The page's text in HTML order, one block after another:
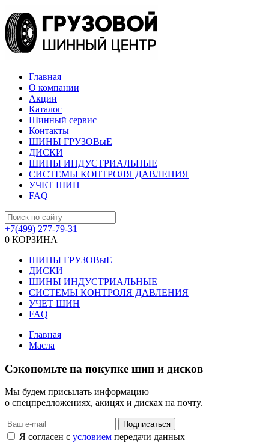
Главная
О компании
Акции
Каталог
Шинный сервис
Контакты
ШИНЫ ГРУЗОВыЕ
ДИСКИ
ШИНЫ ИНДУСТРИАЛЬНЫЕ
СИСТЕМЫ КОНТРОЛЯ ДАВЛЕНИЯ
УЧЕТ ШИН
FAQ
+7(499) 277-79-31
0 КОРЗИНА
ШИНЫ ГРУЗОВыЕ
ДИСКИ
ШИНЫ ИНДУСТРИАЛЬНЫЕ
СИСТЕМЫ КОНТРОЛЯ ДАВЛЕНИЯ
УЧЕТ ШИН
FAQ
Главная
Масла
Сэкономьте на покупке шин и дисков
Мы будем присылать информацию
о спецпредложениях, акицях и дисках на почту.
Подписаться
Я согласен с условием передачи данных